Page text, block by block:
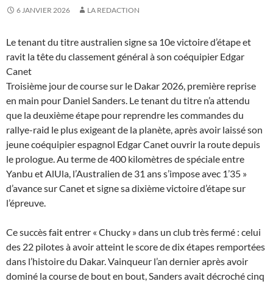
6 JANVIER 2026 LA REDACTION
Le tenant du titre australien signe sa 10e victoire d’étape et
ravit la tête du classement général à son coéquipier Edgar
Canet
Troisième jour de course sur le Dakar 2026, première reprise
en main pour Daniel Sanders. Le tenant du titre n’a attendu
que la deuxième étape pour reprendre les commandes du
rallye-raid le plus exigeant de la planète, après avoir laissé son
jeune coéquipier espagnol Edgar Canet ouvrir la route depuis
le prologue. Au terme de 400 kilomètres de spéciale entre
Yanbu et AlUla, l’Australien de 31 ans s’impose avec 1’35 »
d’avance sur Canet et signe sa dixième victoire d’étape sur
l’épreuve.
Ce succès fait entrer « Chucky » dans un club très fermé : celui
des 22 pilotes à avoir atteint le score de dix étapes remportées
dans l’histoire du Dakar. Vainqueur l’an dernier après avoir
dominé la course de bout en bout, Sanders avait décroché cinq